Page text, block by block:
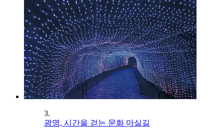
3.
광명, 시간을 걷는 문화 마실길